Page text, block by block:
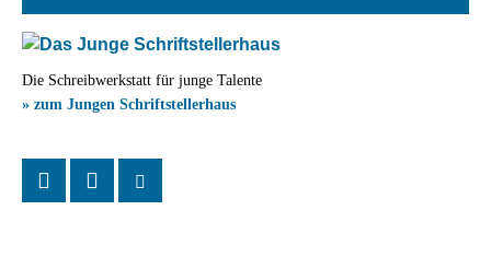
Die Schreibwerkstatt für junge Talente
» zum Jungen Schriftstellerhaus